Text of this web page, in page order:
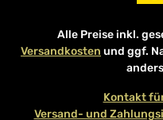
Alle Preise inkl.
Versandkosten und ggf.
Kontakt
Versand- und